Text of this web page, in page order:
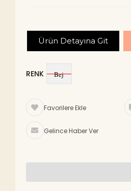
Ürün Detayına Git
RENK Bej
Favorilere Ekle
Gelince Haber Ver